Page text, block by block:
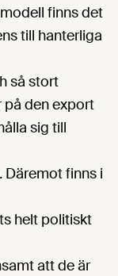
finns det
till hanterliga
så stort
på den export
sig till
finns i
helt politiskt
att de är